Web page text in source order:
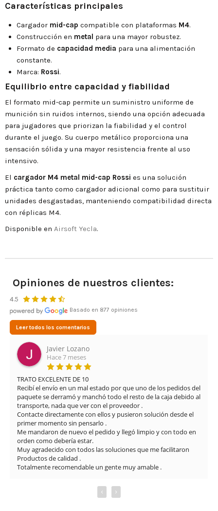
Características principales
Cargador mid-cap compatible con plataformas M4.
Construcción en metal para una mayor robustez.
Formato de capacidad media para una alimentación
constante.
Marca: Rossi.
Equilibrio entre capacidad y fiabilidad
El formato mid-cap permite un suministro uniforme de
munición sin ruidos internos, siendo una opción adecuada
para jugadores que priorizan la fiabilidad y el control
durante el juego. Su cuerpo metálico proporciona una
sensación sólida y una mayor resistencia frente al uso
intensivo.
El cargador M4 metal mid-cap Rossi es una solución
práctica tanto como cargador adicional como para sustituir
unidades desgastadas, manteniendo compatibilidad directa
con réplicas M4.
Disponible en Airsoft Yecla.
Opiniones de nuestros clientes:
4.5
Basado en 877 opiniones
Leer todos los comentarios
Javier Lozano
Hace 7 meses
TRATO EXCELENTE DE 10
Recibí el envío en un mal estado por que uno de los pedidos del
paquete se derramó y manchó todo el resto de la caja debido al
transporte, nada que ver con el proveedor .
Contacte directamente con ellos y pusieron solución desde el
primer momento sin pensarlo .
Me mandaron de nuevo el pedido y llegó limpio y con todo en
orden como debería estar.
Muy agradecido con todos las soluciones que me facilitaron
Productos de calidad .
Totalmente recomendable un gente muy amable .
‹ ›